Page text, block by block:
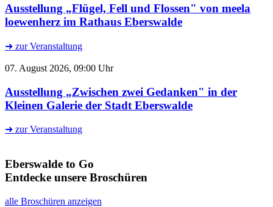
Ausstellung „Flügel, Fell und Flossen" von meela
loewenherz im Rathaus Eberswalde
➜ zur Veranstaltung
07. August 2026, 09:00 Uhr
Ausstellung „Zwischen zwei Gedanken" in der
Kleinen Galerie der Stadt Eberswalde
➜ zur Veranstaltung
Eberswalde to Go
Entdecke unsere Broschüren
alle Broschüren anzeigen